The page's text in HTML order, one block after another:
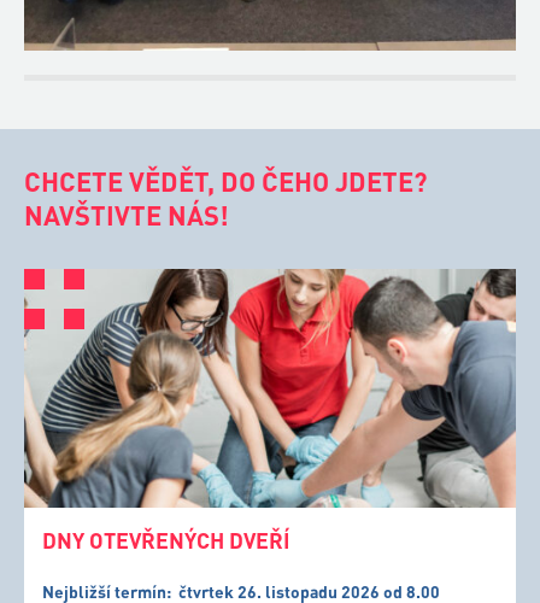
CHCETE VĚDĚT, DO ČEHO JDETE?
NAVŠTIVTE NÁS!
DNY OTEVŘENÝCH DVEŘÍ
Nejbližší termín: čtvrtek 26. listopadu 2026 od 8.00